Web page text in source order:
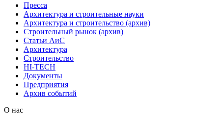
Пресса
Архитектура и строительные науки
Архитектура и строительство (архив)
Строительный рынок (архив)
Статьи АиС
Архитектура
Строительство
HI-TECH
Документы
Предприятия
Архив событий
О нас